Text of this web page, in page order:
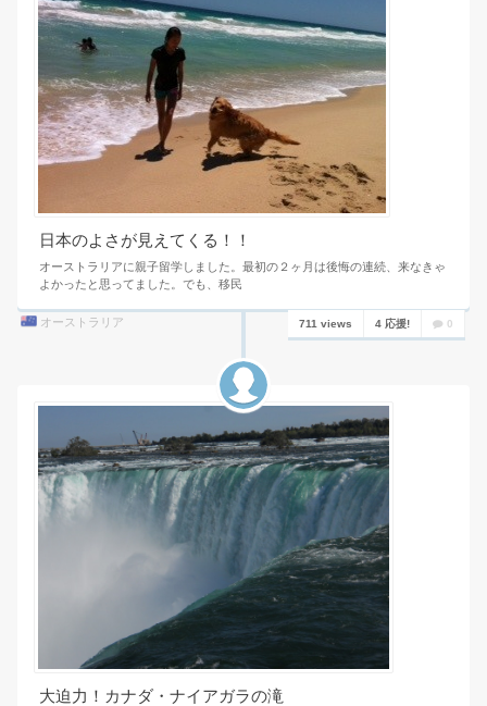
日本のよさが見えてくる！！
オーストラリアに親子留学しました。最初の２ヶ月は後悔の連続、来なきゃ
よかったと思ってました。でも、移民
オーストラリア 711 views 4 応援! 0
大迫力！カナダ・ナイアガラの滝